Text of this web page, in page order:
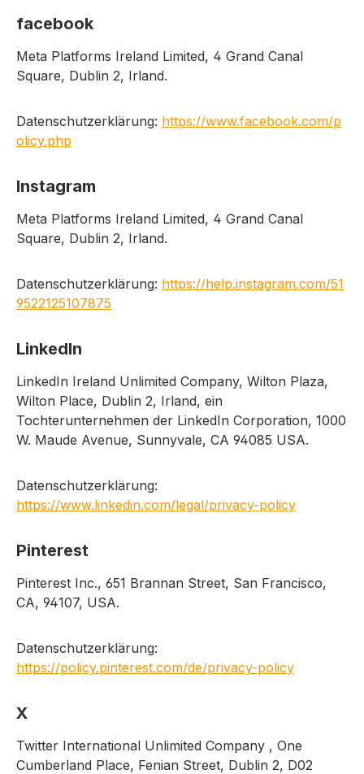
facebook
Meta Platforms Ireland Limited, 4 Grand Canal
Square, Dublin 2, Irland.
Datenschutzerklärung: https://www.facebook.com/p
olicy.php
Instagram
Meta Platforms Ireland Limited, 4 Grand Canal
Square, Dublin 2, Irland.
Datenschutzerklärung: https://help.instagram.com/51
9522125107875
LinkedIn
LinkedIn Ireland Unlimited Company, Wilton Plaza,
Wilton Place, Dublin 2, Irland, ein
Tochterunternehmen der LinkedIn Corporation, 1000
W. Maude Avenue, Sunnyvale, CA 94085 USA.
Datenschutzerklärung:
https://www.linkedin.com/legal/privacy-policy
Pinterest
Pinterest Inc., 651 Brannan Street, San Francisco,
CA, 94107, USA.
Datenschutzerklärung:
https://policy.pinterest.com/de/privacy-policy
X
Twitter International Unlimited Company , One
Cumberland Place, Fenian Street, Dublin 2, D02